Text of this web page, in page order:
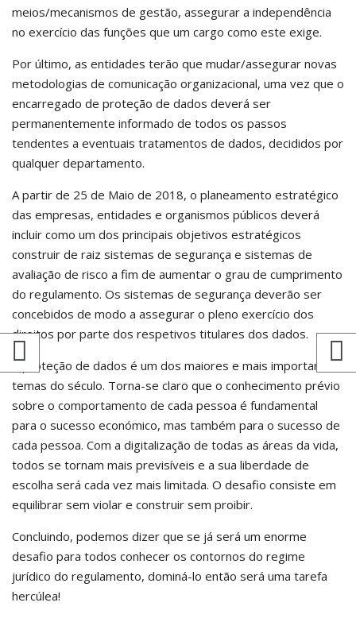
meios/mecanismos de gestão, assegurar a independência
no exercício das funções que um cargo como este exige.
Por último, as entidades terão que mudar/assegurar novas
metodologias de comunicação organizacional, uma vez que o
encarregado de proteção de dados deverá ser
permanentemente informado de todos os passos
tendentes a eventuais tratamentos de dados, decididos por
qualquer departamento.
A partir de 25 de Maio de 2018, o planeamento estratégico
das empresas, entidades e organismos públicos deverá
incluir como um dos principais objetivos estratégicos
construir de raiz sistemas de segurança e sistemas de
avaliação de risco a fim de aumentar o grau de cumprimento
do regulamento. Os sistemas de segurança deverão ser
concebidos de modo a assegurar o pleno exercício dos
direitos por parte dos respetivos titulares dos dados.
A proteção de dados é um dos maiores e mais importantes
temas do século. Torna-se claro que o conhecimento prévio
sobre o comportamento de cada pessoa é fundamental
para o sucesso económico, mas também para o sucesso de
cada pessoa. Com a digitalização de todas as áreas da vida,
todos se tornam mais previsíveis e a sua liberdade de
escolha será cada vez mais limitada. O desafio consiste em
equilibrar sem violar e construir sem proibir.
Concluindo, podemos dizer que se já será um enorme
desafio para todos conhecer os contornos do regime
jurídico do regulamento, dominá-lo então será uma tarefa
hercúlea!